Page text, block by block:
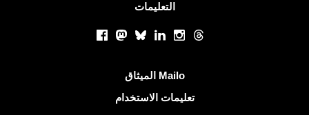
التعليمات
Facebook
Mastodon
BlueskyLinkedInInstagram
Threads
الميثاق Mailo
تعليمات الاستخدام